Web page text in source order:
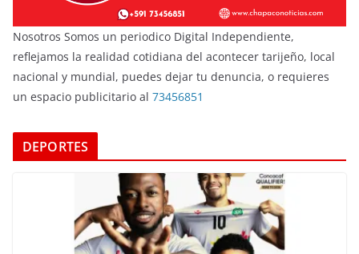
Nosotros Somos un periodico Digital Independiente,
reflejamos la realidad cotidiana del acontecer tarijeño, local
nacional y mundial, puedes dejar tu denuncia, o requieres
un espacio publicitario al 73456851
DEPORTES